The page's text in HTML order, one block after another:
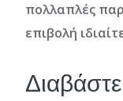
πολλαπλές
επιβολή